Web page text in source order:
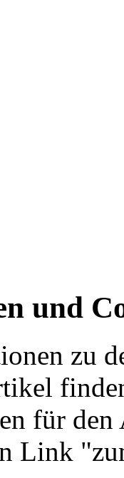
und
zu
für
Link